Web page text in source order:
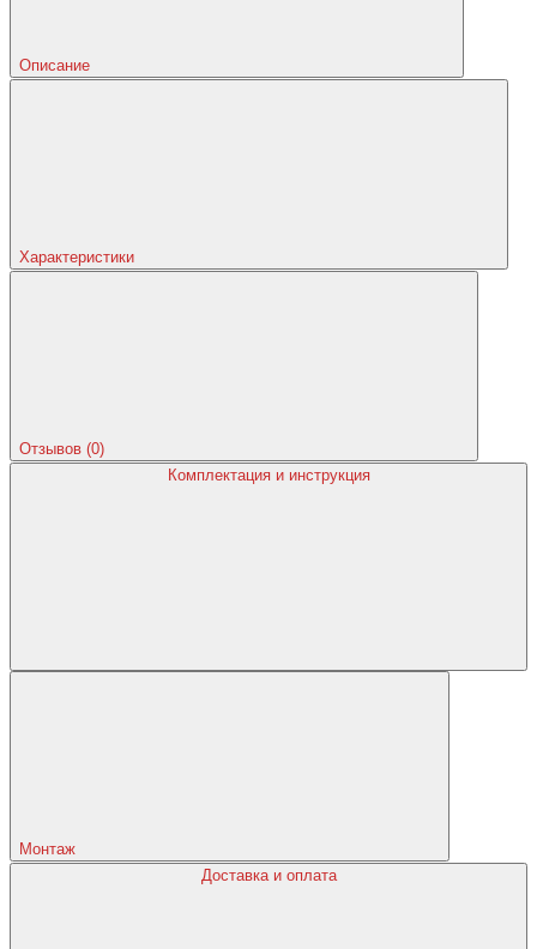
Описание
Характеристики
Отзывов (0)
Комплектация и инструкция
Монтаж
Доставка и оплата